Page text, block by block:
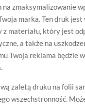
na zmaksymalizowanie
marka. Ten druk jest
z materiału, który jest
a także na
Twoja reklama będzie
zaletą druku na folii
wszechstronność.